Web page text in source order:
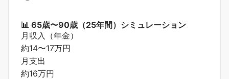
📊 65歳〜90歳（25年間）シミュレーション
月収入（年金）
約14〜17万円
月支出
約16万円